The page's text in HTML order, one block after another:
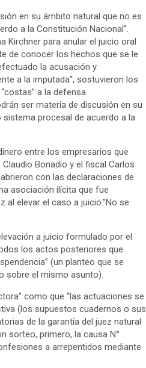
en su ámbito natural que no es
a la Constitución Nacional”.
Kirchner para anular el juicio oral
de conocer los hechos que se le
la acusación y
a la imputada”, sostuvieron los
a la defensa.
ser materia de discusión en su
procesal de acuerdo a la
entre los empresarios que
Bonadio y el fiscal Carlos
con las declaraciones de
asociación ilícita que fue
al elevar el caso a juicio.”No se
a juicio formulado por el
los actos posteriores que
(un planteo que se
sobre el mismo asunto).
como que “las actuaciones se
(los supuestos cuadernos o sus
de la garantía del juez natural
sorteo, primero, la causa N°
a arrepentidos mediante